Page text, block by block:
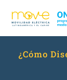
¿Cómo